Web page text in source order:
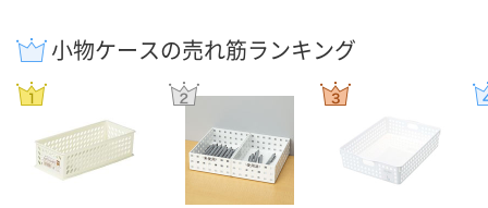
小物ケースの売れ筋ランキング